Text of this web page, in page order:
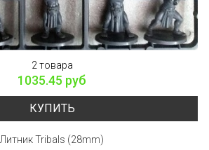
2 товара
1035.45 руб
КУПИТЬ
Литник Tribals (28mm)